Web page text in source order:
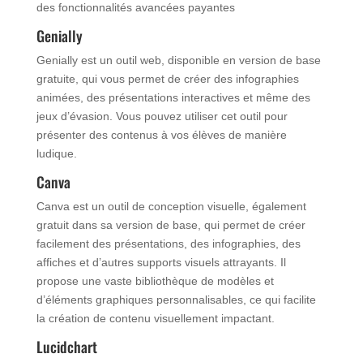
des fonctionnalités avancées payantes
Genially
Genially est un outil web, disponible en version de base
gratuite, qui vous permet de créer des infographies
animées, des présentations interactives et même des
jeux d’évasion. Vous pouvez utiliser cet outil pour
présenter des contenus à vos élèves de manière
ludique.
Canva
Canva est un outil de conception visuelle, également
gratuit dans sa version de base, qui permet de créer
facilement des présentations, des infographies, des
affiches et d’autres supports visuels attrayants. Il
propose une vaste bibliothèque de modèles et
d’éléments graphiques personnalisables, ce qui facilite
la création de contenu visuellement impactant.
Lucidchart